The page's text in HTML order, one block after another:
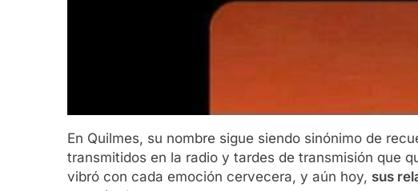
En Quilmes, su nombre sigue siendo sinónimo de
transmitidos en la radio y tardes de transmisión que
vibró con cada emoción cervecera, y aún hoy, sus